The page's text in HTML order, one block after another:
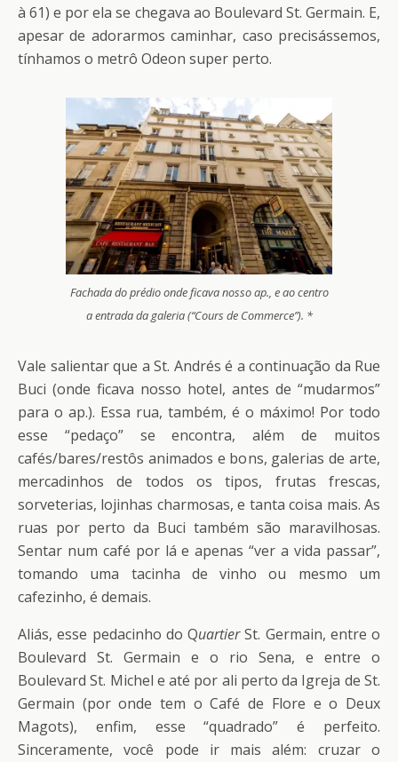
à 61) e por ela se chegava ao Boulevard St. Germain. E,
apesar de adorarmos caminhar, caso precisássemos,
tínhamos o metrô Odeon super perto.
Fachada do prédio onde ficava nosso ap., e ao centro
a entrada da galeria (“Cours de Commerce”). *
Vale salientar que a St. Andrés é a continuação da Rue
Buci (onde ficava nosso hotel, antes de “mudarmos”
para o ap.). Essa rua, também, é o máximo! Por todo
esse “pedaço” se encontra, além de muitos
cafés/bares/restôs animados e bons, galerias de arte,
mercadinhos de todos os tipos, frutas frescas,
sorveterias, lojinhas charmosas, e tanta coisa mais. As
ruas por perto da Buci também são maravilhosas.
Sentar num café por lá e apenas “ver a vida passar”,
tomando uma tacinha de vinho ou mesmo um
cafezinho, é demais.
Aliás, esse pedacinho do QuartierSt. Germain, entre o
Boulevard St. Germain e o rio Sena, e entre o
Boulevard St. Michel e até por ali perto da Igreja de St.
Germain (por onde tem o Café de Flore e o Deux
Magots), enfim, esse “quadrado” é perfeito.
Sinceramente, você pode ir mais além: cruzar o